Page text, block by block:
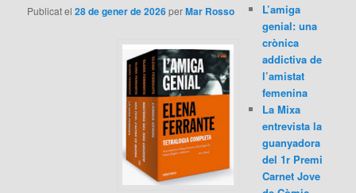
Publicat el28 de gener de 2026perMar Rosso
L’amiga
genial: una
crònica
addictiva de
l’amistat
femenina
La Mixa
entrevista la
guanyadora
del 1r Premi
Carnet Jove